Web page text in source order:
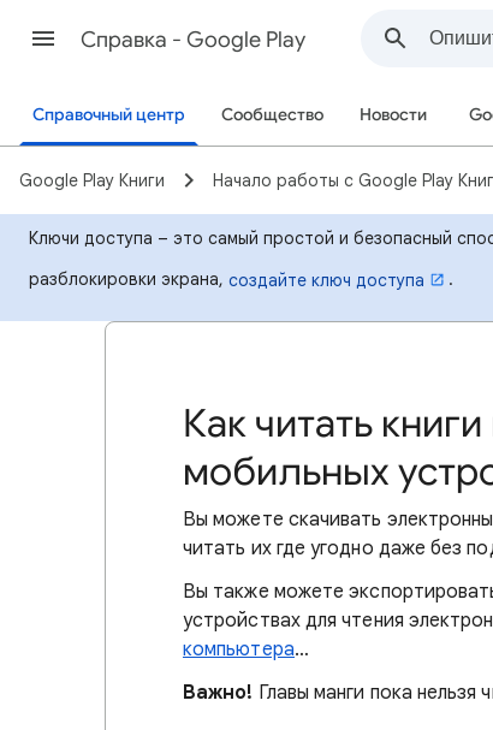
Cправка - Google Play
Справочный центр Сообщество Новости
Google Play Книги Начало работы с Google Play
Ключи доступа – это самый простой и безопасный
разблокировки экрана, создайте ключ доступа .
Как читать
мобильных
Вы можете скачивать
читать их где угодно даже без
Вы также можете
устройствах для чтения
компьютера…
Важно! Главы манги пока нельзя